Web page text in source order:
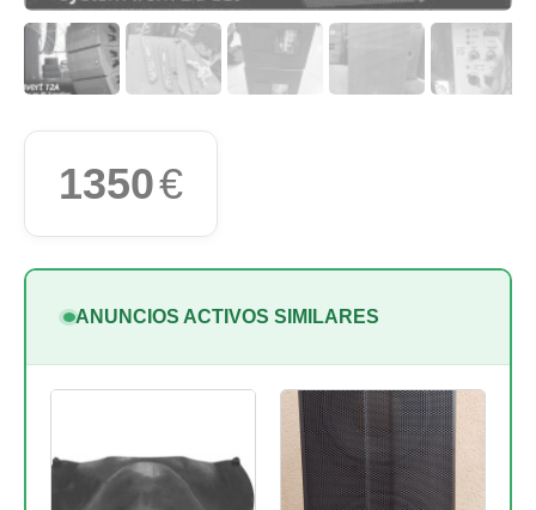
1350€
ANUNCIOS ACTIVOS SIMILARES